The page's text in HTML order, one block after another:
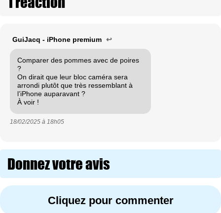
GuiJacq - iPhone premium ↩
Comparer des pommes avec de poires
?
On dirait que leur bloc caméra sera
arrondi plutôt que très ressemblant à
l’iPhone auparavant ?
À voir !
18/02/2025 à 18h05
Donnez votre avis
Cliquez pour commenter